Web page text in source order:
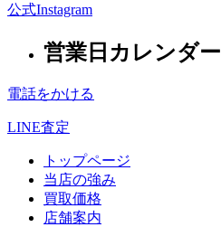
公式Instagram
営業日カレンダー
電話をかける
LINE査定
トップページ
当店の強み
買取価格
店舗案内